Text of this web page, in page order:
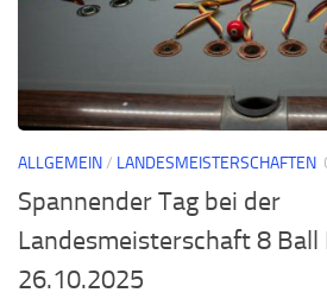
ALLGEMEIN/ LANDESMEISTERSCHAFTEN
Spannender Tag bei der
Landesmeisterschaft 8
26.10.2025